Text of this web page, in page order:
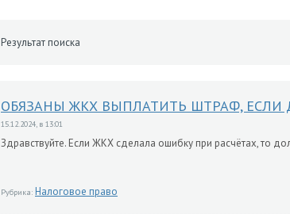
Результат поиска
ОБЯЗАНЫ ЖКХ ВЫПЛАТИТЬ ШТРАФ, ЕСЛИ
15.12.2024, в 13:01
Здравствуйте. Если ЖКХ сделала ошибку при расчётах, то
Рубрика: Налоговое право